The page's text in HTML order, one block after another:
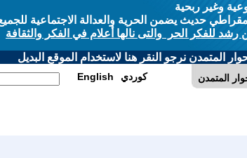
وغير ربحية
حديث يضمن الحرية والعدالة الاجتماعية
رشد للفكر الحر والتى نالها أعلام في الفكر والثقافة
المتمدن نرجو النقر هنا لاستخدام الموقع البديل
المتمدن English كوردي